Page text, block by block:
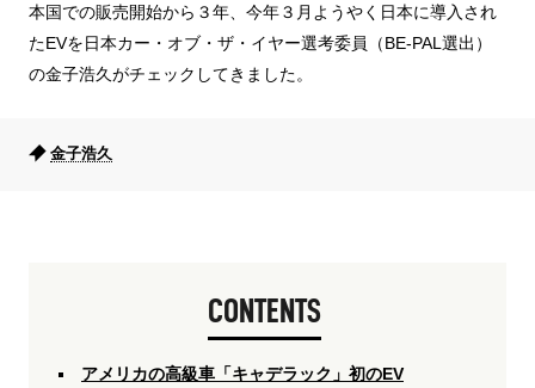
本国での販売開始から３年、今年３月ようやく日本に導入され
たEVを日本カー・オブ・ザ・イヤー選考委員（BE-PAL選出）
の金子浩久がチェックしてきました。
金子浩久
CONTENTS
アメリカの高級車「キャデラック」初のEV